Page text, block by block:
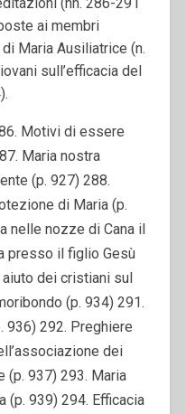
ai membri
Maria Ausiliatrice (n.
sull’efficacia del
Motivi di essere
Maria nostra
(p. 927) 288.
di Maria (p.
nelle nozze di Cana il
presso il figlio Gesù
dei cristiani sul
(p. 934) 291.
936) 292. Preghiere
dei
(p. 937) 293. Maria
(p. 939) 294. Efficacia